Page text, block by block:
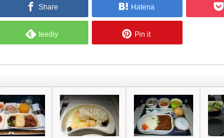
Share Hatena
feedly Pin it